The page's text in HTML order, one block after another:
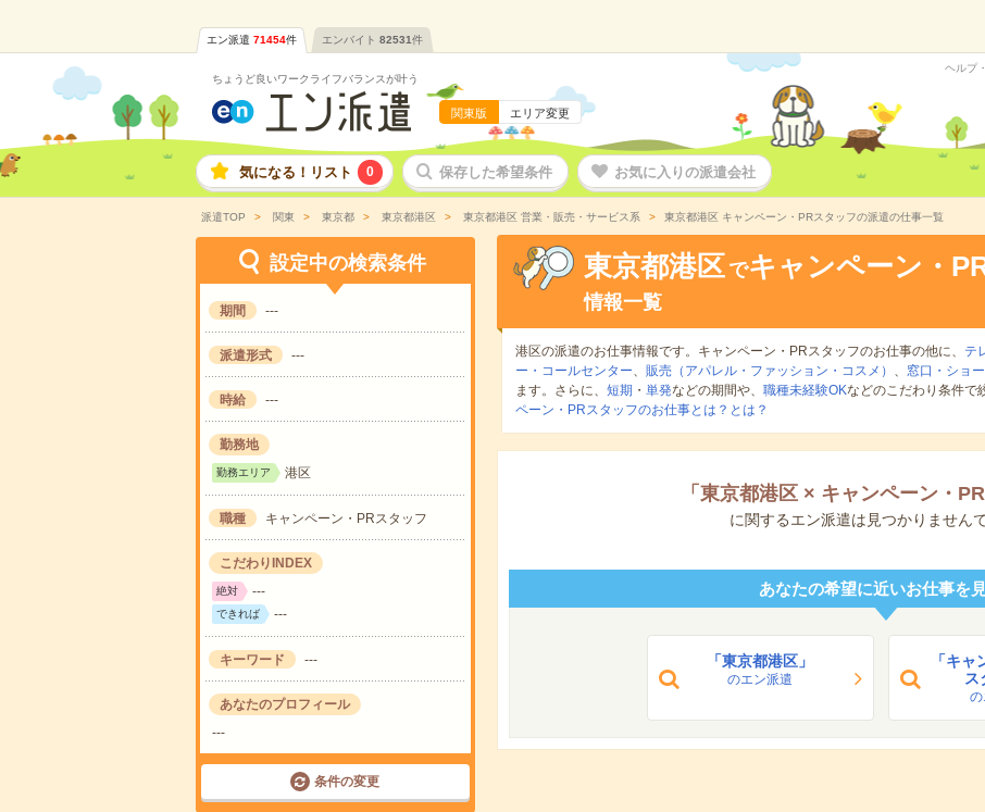
エン派遣 71454件 エンバイト 82531件
ちょうど良いワークライフバランスが叶う
関東版 エリア変更
ヘルプ
気になる！リスト 0 保存した希望条件 お気に入りの派遣会社
派遣TOP 関東 東京都 東京都港区 東京都港区 営業・販売・サービス系 東京都港区 キャンペーン・PRスタッフの派遣の仕事一覧
設定中の検索条件
期間 ---
派遣形式 ---
時給 ---
勤務地
勤務エリア 港区
職種 キャンペーン・PRスタッフ
こだわりINDEX
絶対 ---
できれば ---
キーワード ---
あなたのプロフィール
---
条件の変更
東京都港区 でキャンペーン・
情報一覧
港区の派遣のお仕事情報です。キャンペーン・PRスタッフのお仕事の他に、
テ
ー・コールセンター、 販売（アパレル・ファッション・コスメ） 、 窓口・ショ
ます。さらに、 短期 ・ 単発などの期間や、 職種未経験OKなどのこだわり条件で
ペーン・PRスタッフのお仕事とは？とは？
「 東京都港区× キャンペーン・
に関するエン派遣は見つかりませんで
あなたの希望に近いお仕事を
「東京都港区」
のエン派遣
「キ
ス
の